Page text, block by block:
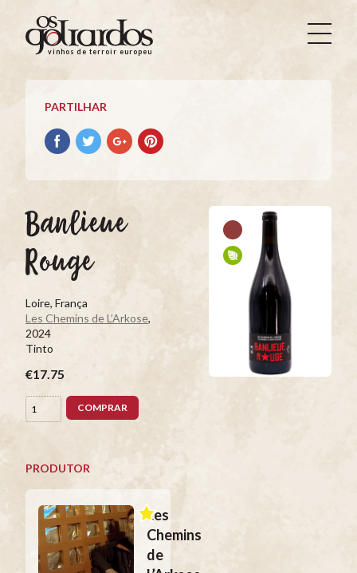
Os
Goliardos
Vinhos
Terroir
Europeus
vinhos de terroir europeus
PARTILHAR
Partilhar
no
Partilhar
no
Partilhar
no
Partilhar
no
Banlieue
Rouge
Loire, França
Les Chemins de L’Arkose,
2024
Tinto
€17.75
COMPRAR
PRODUTOR
Les
Chemins
de